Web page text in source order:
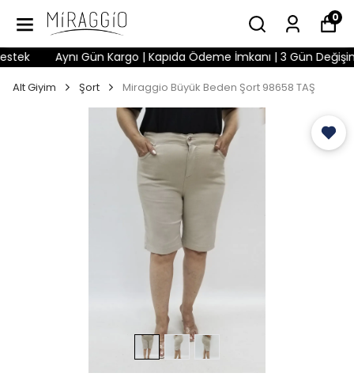
0
Aynı Gün Kargo | Kapıda Ödeme İmkanı | 3 Gün Değişim
Alt Giyim Şort Miraggio Büyük Beden Şort 98658 TAŞ